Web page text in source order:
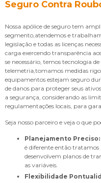
Seguro Contra
Nossa apólice de seguro tem
segmento,atendemos e
legislação e todas as licenças
carga exercendo transparência
se necessário, temos tecnologia
telemetria,tomamos medidas
equipamentos estejam seguro
de danos para proteger seus
a segurança, considerando as
regulamentações locais, para
Seja nosso parceiro e veja o que
Planejamento Preciso:
é diferente então tratamos
desenvolvem planos de
as variáveis.
Flexibilidade